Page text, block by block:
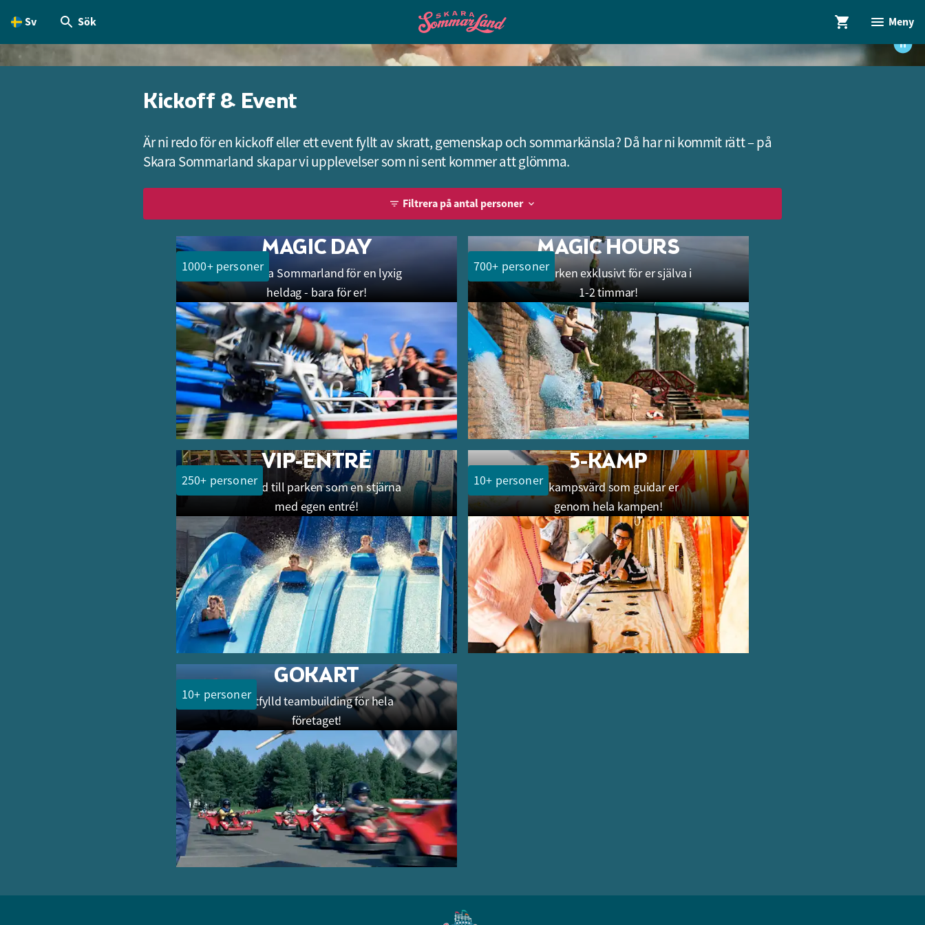
Sv Sök Meny
Kickoff & Event
Är ni redo för en kickoff eller ett event fyllt av skratt, gemenskap och sommarkänsla? Då har ni kommit rätt – på
Skara Sommarland skapar vi upplevelser som ni sent kommer att glömma.
Filtrera på antal personer
Filtrera på antal personer
1000 – 5000 personer 700 – 5000 personer 250 – 3000 personer
10 - 50 personer
1000+ personer
MAGIC DAY
Hyr hela Sommarland för en lyxig
heldag - bara för er!
700+ personer
MAGIC HOURS
Ha parken exklusivt för er själva i
1-2 timmar!
250+ personer
VIP-ENTRÉ
Anländ till parken som en stjärna
med egen entré!
10+ personer
5-KAMP
5-kampsvärd som guidar er
genom hela kampen!
10+ personer
GOKART
Fartfylld teambuilding för hela
företaget!